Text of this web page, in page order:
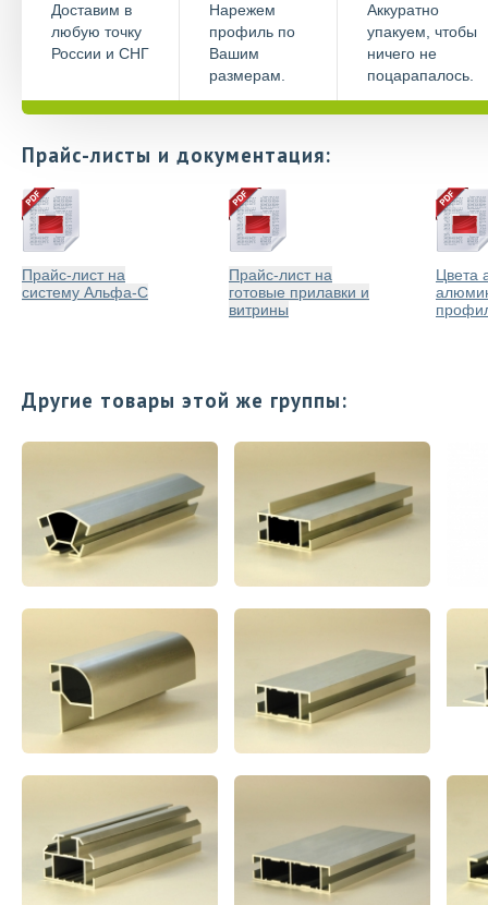
Доставим в
любую точку
России и СНГ
Нарежем
профиль по
Вашим
размерам.
Аккуратно
упакуем, чтобы
ничего не
поцарапалось.
Прайс-листы и документация:
Прайс-лист на
систему Альфа-С
Прайс-лист на
готовые прилавки и
витрины
Цвета
Другие товары этой же группы: